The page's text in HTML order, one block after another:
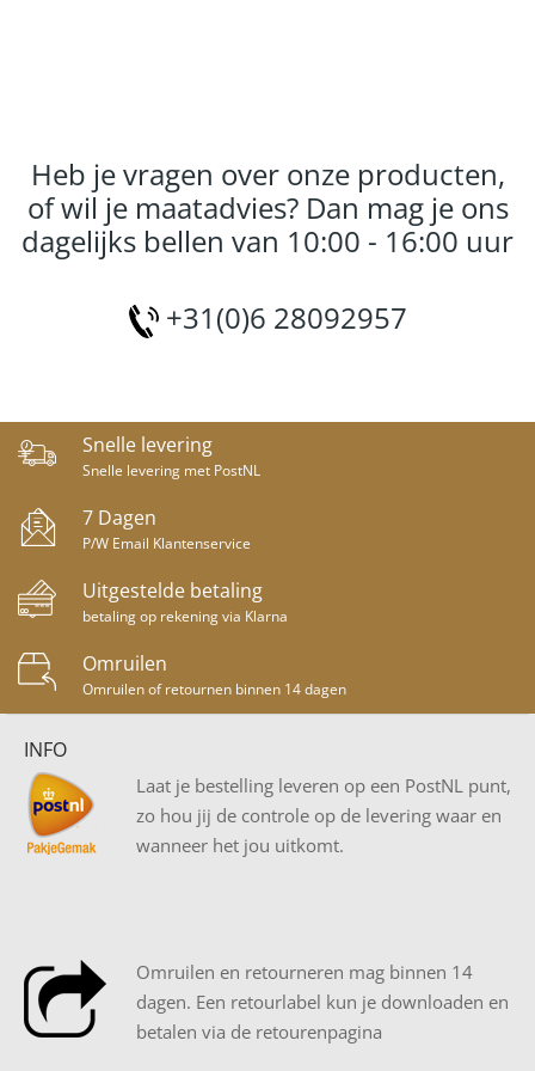
Heb je vragen over onze producten,
of wil je maatadvies? Dan mag je ons
dagelijks bellen van 10:00 - 16:00 uur
+31(0)6 28092957
Snelle levering
Snelle levering met PostNL
7 Dagen
P/W Email Klantenservice
Uitgestelde betaling
betaling op rekening via Klarna
Omruilen
Omruilen of retournen binnen 14 dagen
INFO
Laat je bestelling leveren op een PostNL punt,
zo hou jij de controle op de levering waar en
wanneer het jou uitkomt.
Omruilen en retourneren mag binnen 14
dagen. Een retourlabel kun je downloaden en
betalen via de retourenpagina